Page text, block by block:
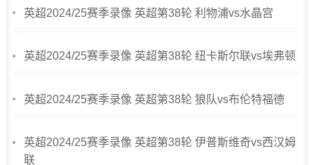
英超2024/25赛季录像 英超第38轮 利物浦vs水晶宫
英超2024/25赛季录像 英超第38轮 纽卡斯尔联vs埃弗顿
英超2024/25赛季录像 英超第38轮 狼队vs布伦特福德
英超2024/25赛季录像 英超第38轮 伊普斯维奇vs西汉姆
联